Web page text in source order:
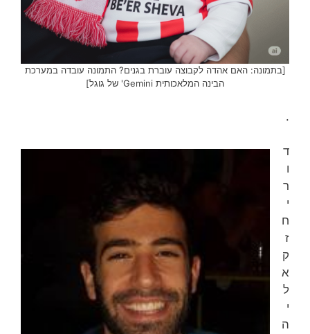
[בתמונה: האם אהדה לקבוצה עוברת בגנים? התמונה עובדה במערכת
הבינה המלאכותית Gemini' של גוגל]
.
ד
ו
ר
י
ח
ז
ק
א
ל
י
ה